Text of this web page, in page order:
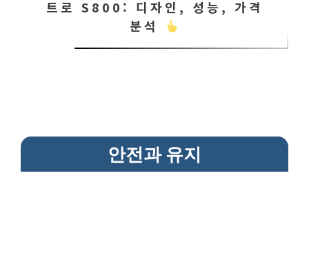
트로 S800: 디자인, 성능, 가격
분석
안전과 유지